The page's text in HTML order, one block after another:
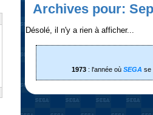
Archives pour:
Désolé, il n'y a rien à afficher...
1973 : l'année oùSEGA se